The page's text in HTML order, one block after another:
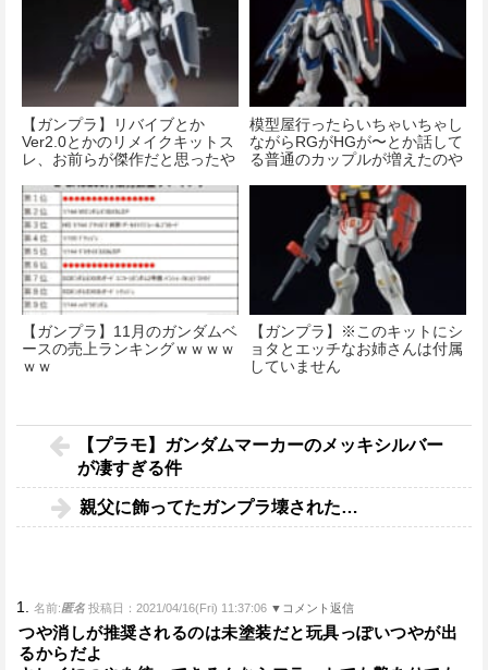
【ガンプラ】リバイブとか
Ver2.0とかのリメイクキットス
レ、お前らが傑作だと思ったや
模型屋行ったらいちゃいちゃし
ながらRGがHGが〜とか話して
る普通のカップルが増えたのや
【ガンプラ】11月のガンダムベ
ースの売上ランキングｗｗｗｗ
ｗｗ
【ガンプラ】※このキットにシ
ョタとエッチなお姉さんは付属
していません
【プラモ】ガンダムマーカーのメッキシルバー
が凄すぎる件
親父に飾ってたガンプラ壊された…
1. 名前:匿名 投稿日：2021/04/16(Fri) 11:37:06 ▼コメント返信
つや消しが推奨されるのは未塗装だと玩具っぽいつやが出
るからだよ